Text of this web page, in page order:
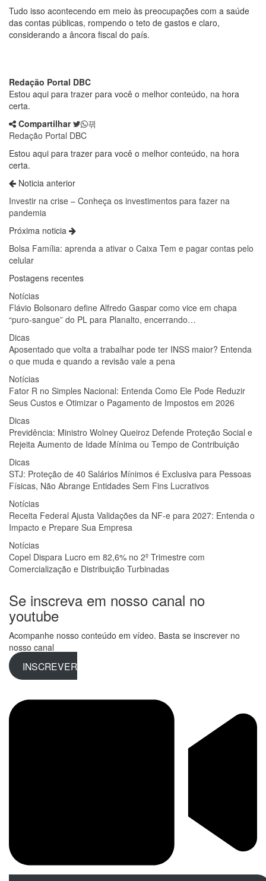
Tudo isso acontecendo em meio às preocupações com a saúde
das contas públicas, rompendo o teto de gastos e claro,
considerando a âncora fiscal do país.
Redação Portal DBC
Estou aqui para trazer para você o melhor conteúdo, na hora
certa.
Compartilhar
Redação Portal DBC
Estou aqui para trazer para você o melhor conteúdo, na hora
certa.
Noticia anterior
Investir na crise – Conheça os investimentos para fazer na
pandemia
Próxima noticia
Bolsa Família: aprenda a ativar o Caixa Tem e pagar contas pelo
celular
Postagens recentes
Notícias
Flávio Bolsonaro define Alfredo Gaspar como vice em chapa
“puro-sangue” do PL para Planalto, encerrando…
Dicas
Aposentado que volta a trabalhar pode ter INSS maior? Entenda
o que muda e quando a revisão vale a pena
Notícias
Fator R no Simples Nacional: Entenda Como Ele Pode Reduzir
Seus Custos e Otimizar o Pagamento de Impostos em 2026
Dicas
Previdência: Ministro Wolney Queiroz Defende Proteção Social e
Rejeita Aumento de Idade Mínima ou Tempo de Contribuição
Dicas
STJ: Proteção de 40 Salários Mínimos é Exclusiva para Pessoas
Físicas, Não Abrange Entidades Sem Fins Lucrativos
Notícias
Receita Federal Ajusta Validações da NF-e para 2027: Entenda o
Impacto e Prepare Sua Empresa
Notícias
Copel Dispara Lucro em 82,6% no 2º Trimestre com
Comercialização e Distribuição Turbinadas
Se inscreva em nosso canal no
youtube
Acompanhe nosso conteúdo em vídeo. Basta se inscrever no
nosso canal
INSCREVER